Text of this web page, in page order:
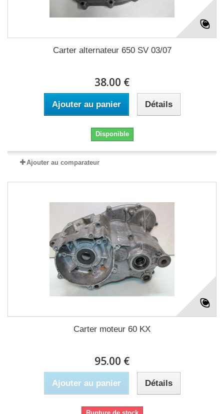
Carter alternateur 650 SV 03/07
38.00 €
Ajouter au panier Détails
Disponible
Ajouter au comparateur
Carter moteur 60 KX
95.00 €
Ajouter au panier Détails